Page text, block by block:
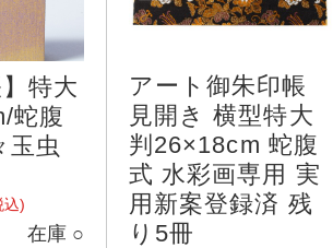
】特大
蛇腹
玉虫
込)
在庫 ○
アート御朱印帳
見開き 横型特大
判26×18cm 蛇腹
式 水彩画専用 実
用新案登録済 残
り5冊